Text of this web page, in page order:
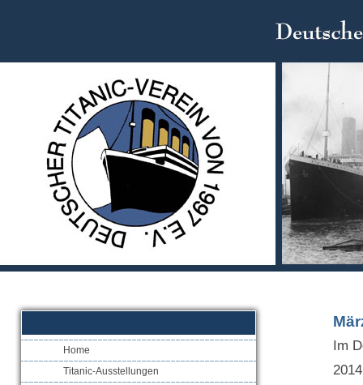
Home
Titanic-Ausstellungen
Im